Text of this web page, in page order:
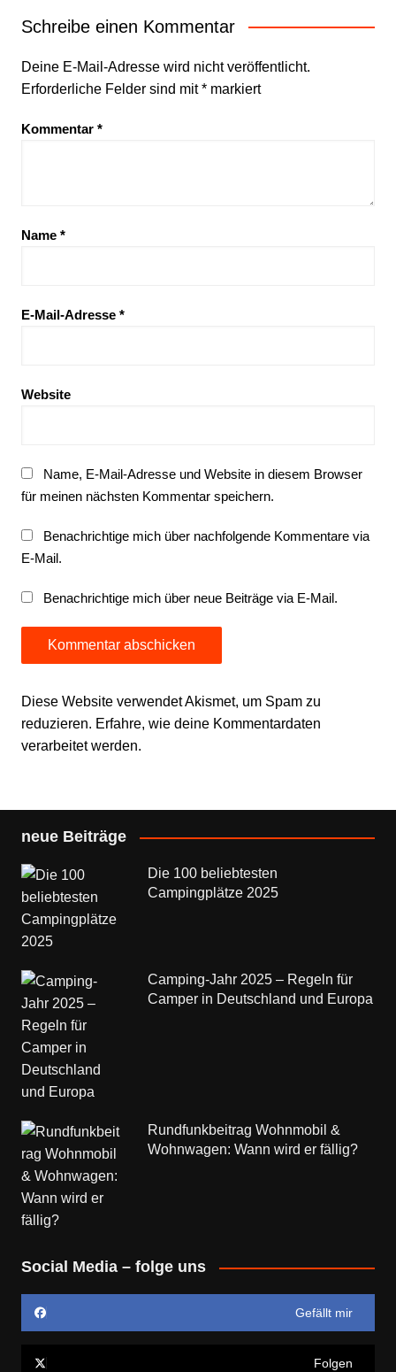
Schreibe einen Kommentar
Deine E-Mail-Adresse wird nicht veröffentlicht.
Erforderliche Felder sind mit*markiert
Kommentar *
Name *
E-Mail-Adresse *
Website
Name, E-Mail-Adresse und Website in diesem Browser
für meinen nächsten Kommentar speichern.
Benachrichtige mich über nachfolgende Kommentare via
E-Mail.
Benachrichtige mich über neue Beiträge via E-Mail.
Diese Website verwendet Akismet, um Spam zu
reduzieren. Erfahre, wie deine Kommentardaten
verarbeitet werden.
neue Beiträge
Die 100 beliebtesten
Campingplätze 2025
Camping-Jahr 2025 – Regeln für
Camper in Deutschland und Europa
Rundfunkbeitrag Wohnmobil &
Wohnwagen: Wann wird er fällig?
Social Media – folge uns
Gefällt mir
Folgen